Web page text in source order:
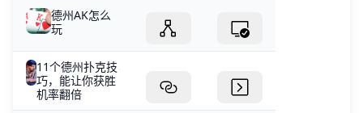
德州AK怎么
玩
11个德州扑克技
巧，能让你获胜
机率翻倍